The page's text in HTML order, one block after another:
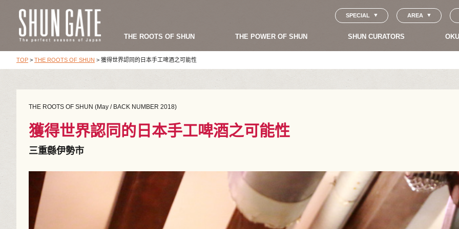
SPECIAL AREA
THE ROOTS OF SHUN THE POWER OF SHUN SHUN CURATORS
TOP > THE ROOTS OF SHUN > 獲得世界認同的日本手工啤酒之可能性
THE ROOTS OF SHUN (May / BACK NUMBER 2018)
獲得世界認同的日本手工啤酒之可能性
三重縣伊勢市